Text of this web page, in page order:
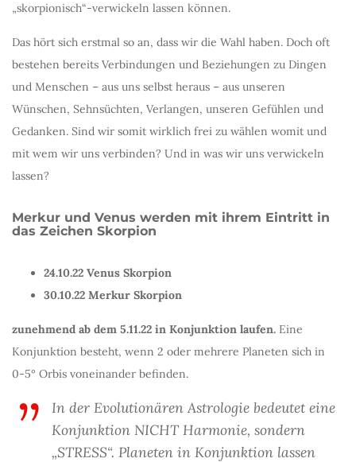
„skorpionisch“-verwickeln lassen können.
Das hört sich erstmal so an, dass wir die Wahl haben. Doch oft
bestehen bereits Verbindungen und Beziehungen zu Dingen
und Menschen – aus uns selbst heraus – aus unseren
Wünschen, Sehnsüchten, Verlangen, unseren Gefühlen und
Gedanken. Sind wir somit wirklich frei zu wählen womit und
mit wem wir uns verbinden? Und in was wir uns verwickeln
lassen?
Merkur und Venus werden mit ihrem Eintritt in
das Zeichen Skorpion
24.10.22 Venus Skorpion
30.10.22 Merkur Skorpion
zunehmend ab dem 5.11.22 in Konjunktion laufen. Eine
Konjunktion besteht, wenn 2 oder mehrere Planeten sich in
0-5° Orbis voneinander befinden.
In der Evolutionären Astrologie bedeutet eine
Konjunktion NICHT Harmonie, sondern
„STRESS“. Planeten in Konjunktion lassen